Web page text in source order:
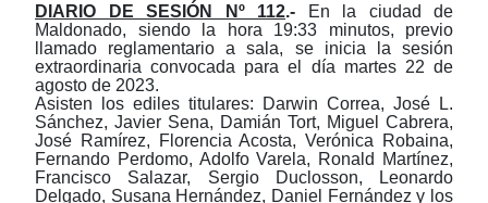
DIARIO DE SESIÓN Nº 112.- En la ciudad de
Maldonado, siendo la hora 19:33 minutos, previo
llamado reglamentario a sala, se inicia la sesión
extraordinaria convocada para el día martes 22 de
agosto de 2023.
Asisten los ediles titulares: Darwin Correa, José L.
Sánchez, Javier Sena, Damián Tort, Miguel Cabrera,
José Ramírez, Florencia Acosta, Verónica Robaina,
Fernando Perdomo, Adolfo Varela, Ronald Martínez,
Francisco Salazar, Sergio Duclosson, Leonardo
Delgado, Susana Hernández, Daniel Fernández y los